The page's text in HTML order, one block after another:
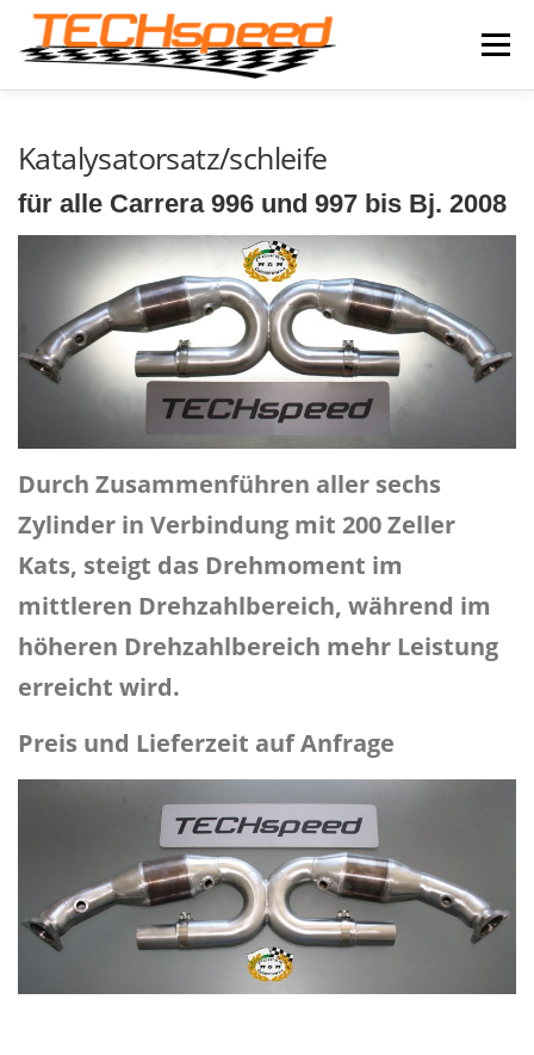
springen
Menü
Katalysatorsatz/schleife
für alle Carrera 996 und 997 bis Bj. 2008
Durch Zusammenführen aller sechs
Zylinder in Verbindung mit 200 Zeller
Kats, steigt das Drehmoment im
mittleren Drehzahlbereich, während im
höheren Drehzahlbereich mehr Leistung
erreicht wird.
Preis und Lieferzeit auf Anfrage